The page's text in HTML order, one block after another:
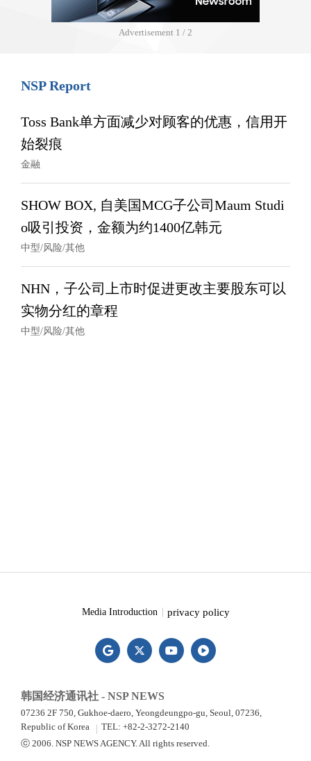
Advertisement 1 / 2
NSP Report
Toss Bank单方面减少对顾客的优惠，信用开
始裂痕
金融
SHOW BOX, 自美国MCG子公司Maum Studi
o吸引投资，金额为约1400亿韩元
中型/风险/其他
NHN，子公司上市时促进更改主要股东可以
实物分红的章程
中型/风险/其他
Media Introduction privacy policy
韩国经济通讯社 - NSP NEWS
07236 2F 750, Gukhoe-daero, Yeongdeungpo-gu, Seoul, 07236,
Republic of Korea
TEL: +82-2-3272-2140
ⓒ 2006. NSP NEWS AGENCY. All rights reserved.